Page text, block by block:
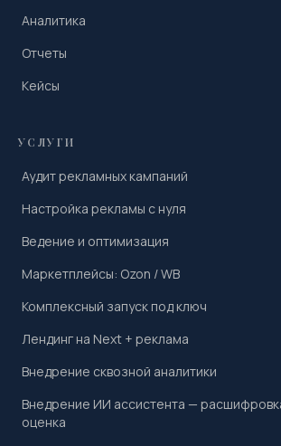
Аналитика
Отчеты
Кейсы
УСЛУГИ
Аудит рекламных кампаний
Настройка рекламы с нуля
Ведение и оптимизация
Маркетплейсы: Ozon / WB
Комплексный запуск под ключ
Лендинг на Next + реклама
Внедрение сквозной аналитики
Внедрение ИИ ассистента —
оценка